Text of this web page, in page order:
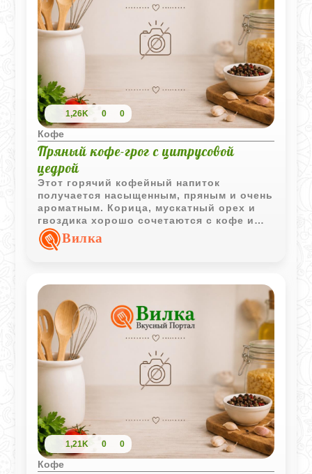
1,26K 0 0
Кофе
Пряный кофе-грог с цитрусовой
цедрой
Этот горячий кофейный напиток
получается насыщенным, пряным и очень
ароматным. Корица, мускатный орех и
гвоздика хорошо сочетаются с кофе и
сливками, а свежая цитрусовая цедра
делает вкус более ярким и согревающим.
Вилка
1,21K 0 0
Кофе